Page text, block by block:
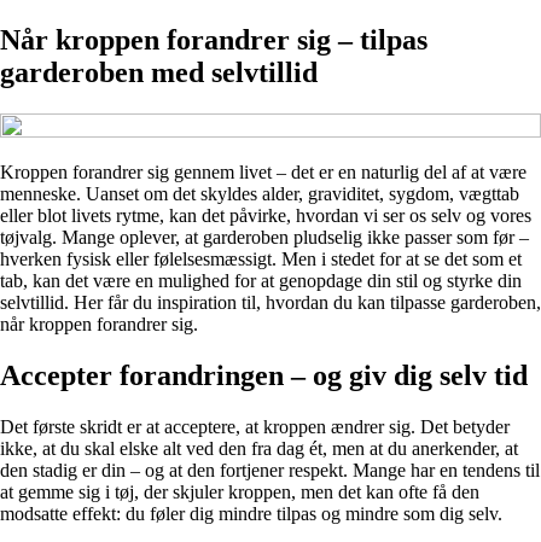
Når kroppen forandrer sig – tilpas
garderoben med selvtillid
Kroppen forandrer sig gennem livet – det er en naturlig del af at være
menneske. Uanset om det skyldes alder, graviditet, sygdom, vægttab
eller blot livets rytme, kan det påvirke, hvordan vi ser os selv og vores
tøjvalg. Mange oplever, at garderoben pludselig ikke passer som før –
hverken fysisk eller følelsesmæssigt. Men i stedet for at se det som et
tab, kan det være en mulighed for at genopdage din stil og styrke din
selvtillid. Her får du inspiration til, hvordan du kan tilpasse garderoben,
når kroppen forandrer sig.
Accepter forandringen – og giv dig selv tid
Det første skridt er at acceptere, at kroppen ændrer sig. Det betyder
ikke, at du skal elske alt ved den fra dag ét, men at du anerkender, at
den stadig er din – og at den fortjener respekt. Mange har en tendens til
at gemme sig i tøj, der skjuler kroppen, men det kan ofte få den
modsatte effekt: du føler dig mindre tilpas og mindre som dig selv.